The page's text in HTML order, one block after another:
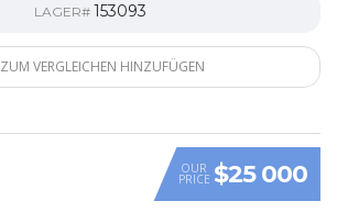
LAGER# 153093
ZUM VERGLEICHEN HINZUFÜGEN
OUR
PRICE $25 000